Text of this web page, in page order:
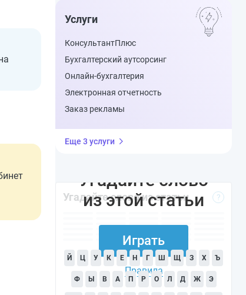
Услуги
КонсультантПлюс
Бухгалтерский аутсорсинг
Онлайн-бухгалтерия
Электронная отчетность
Заказ рекламы
Еще 3 услуги
Угадайте слово из статьи ?
Угадайте слово
из этой статьи
Играть
Правила
Й Ц У К Е Н Г Ш Щ З Х Ъ
Ф Ы В А П Р О Л Д Ж Э